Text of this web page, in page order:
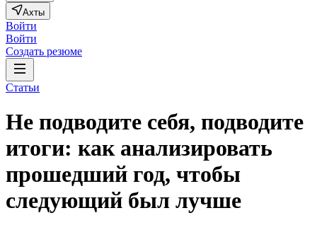
Ахты
Войти
Войти
Создать резюме
Статьи
Не подводите себя, подводите
итоги: как анализировать
прошедший год, чтобы
следующий был лучше